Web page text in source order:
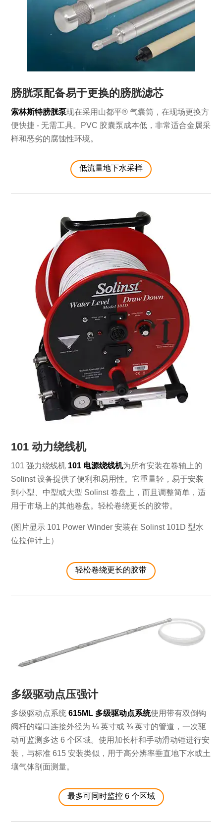
膀胱泵配备易于更换的膀胱滤芯
索林斯特膀胱泵现在采用山都平® 气囊筒，在现场更换方
便快捷 - 无需工具。PVC 胶囊泵成本低，非常适合金属采
样和恶劣的腐蚀性环境。
低流量地下水采样
101 动力绕线机
101 强力绕线机 101 电源绕线机为所有安装在卷轴上的
Solinst 设备提供了便利和易用性。它重量轻，易于安装
到小型、中型或大型 Solinst 卷盘上，而且调整简单，适
用于市场上的其他卷盘。轻松卷绕更长的胶带。
(图片显示 101 Power Winder 安装在 Solinst 101D 型水
位拉伸计上）
轻松卷绕更长的胶带
多级驱动点压强计
多级驱动点系统615ML 多级驱动点系统使用带有双倒钩
阀杆的端口连接外径为 ¼ 英寸或 ⅜ 英寸的管道，一次驱
动可监测多达 6 个区域。使用加长杆和手动滑动锤进行安
装，与标准 615 安装类似，用于高分辨率垂直地下水或土
壤气体剖面测量。
最多可同时监控 6 个区域